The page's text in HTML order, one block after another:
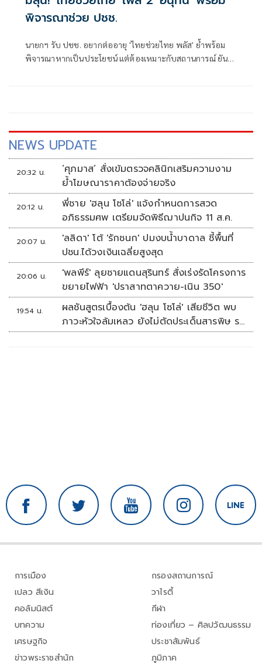
พิจารณาช่วย ปชช.
นายกฯ รับ ปชช. อยากต่ออายุ 'ไทยช่วยไทย พลัส' ย้ำพร้อม
พิจารณาหากเป็นประโยชน์ แต่ต้องเหมาะกับสถานการณ์ ยัน
NEWS UPDATE
20:32 น.
‘ศุภมาส’ สั่งเข้มตรวจคลินิกเสริมความงาม
ย้ำโฆษณาราคาต้องจ่ายจริง
20:12 น.
พี่ชาย 'ฮลุน โซโล่' แจ้งกำหนดการสวด
อภิธรรมศพ เตรียมจัดพิธีฌาปนกิจ 11 ส.ค.
20:07 น.
'ลลิดา' โต้ 'รักชนก' ปมงบน้ำบาดาล ชี้พื้นที่
ปชน.ได้วงเงินเฉลี่ยสูงสุด
20:06 น.
'พลพีร์' ลุยชายแดนสุรินทร์ สั่งเร่งรัดโครงการ
ขยายไฟฟ้า 'ปราสาทตาควาย-เนิน 350'
19:54 น.
ผลชันสูตรเบื้องต้น 'ฮลุน โซโล่' เสียชีวิต พบ
ภาวะหัวใจล้มเหลว ยังไม่ตัดประเด็นสารพิษ รอ
จอร์เจียส่งผลตรวจครั้งแรก
การเมือง
เปลว สีเงิน
คอลัมนิสต์
บทความ
เศรษฐกิจ
ข่าวพระราชสำนัก
กรองสถานการณ์
วาไรตี้
กีฬา
ท่องเที่ยว – ศิลปวัฒนธรรม
ประชาสัมพันธ์
ภูมิภาค